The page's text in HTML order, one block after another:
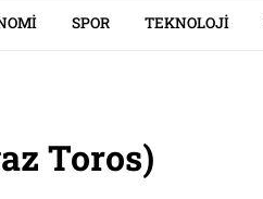
SPOR TEKNOLOJI
Toros)